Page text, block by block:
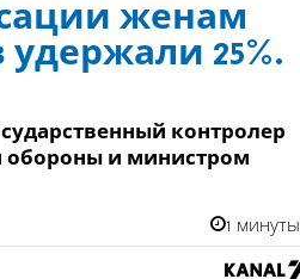
женам
удержали 25%.
контролер
обороны и министром
1 минуты